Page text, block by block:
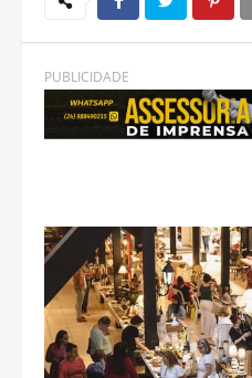
PUBLICIDADE